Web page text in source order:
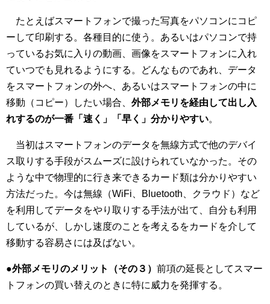
たとえばスマートフォンで撮った写真をパソコンにコピ
ーして印刷する。各種目的に使う。あるいはパソコンで持
っているお気に入りの動画、画像をスマートフォンに入れ
ていつでも見れるようにする。どんなものであれ、データ
をスマートフォンの外へ、あるいはスマートフォンの中に
移動（コピー）したい場合、 外部メモリを経由して出し入
れするのが一番「速く」「早く」分かりやすい。
当初はスマートフォンのデータを無線方式で他のデバイ
ス取りする手段がスムーズに設けられていなかった。その
ような中で物理的に行き来できるカード類は分かりやすい
方法だった。今は無線（WiFi、Bluetooth、クラウド）など
を利用してデータをやり取りする手法が出て、自分も利用
しているが、しかし速度のことを考えるをカードを介して
移動する容易さには及ばない。
●外部メモリのメリット（その３） 前項の延長としてスマー
トフォンの買い替えのときに特に威力を発揮する。